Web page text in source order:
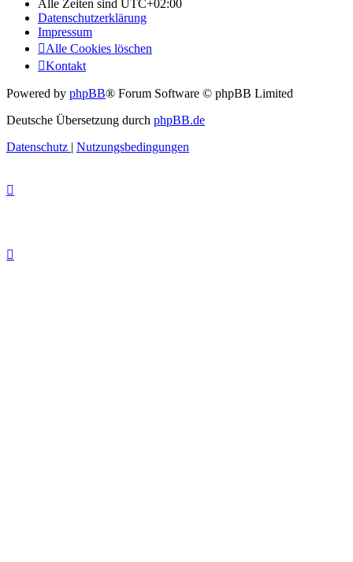
Alle Zeiten sind UTC+02:00
Datenschutzerklärung
Impressum
Alle Cookies löschen
Kontakt
Powered by phpBB® Forum Software © phpBB Limited
Deutsche Übersetzung durch phpBB.de
Datenschutz | Nutzungsbedingungen